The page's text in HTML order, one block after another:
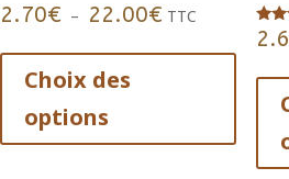
2.70€ – 22.00€ Plage
TTC
Choix des
options
Note
5.00